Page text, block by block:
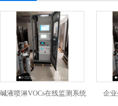
碱液喷淋VOCs在线监测系统 企业